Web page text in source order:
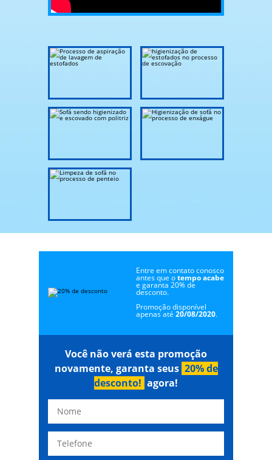
Entre em contato conosco
antes que otempo acabe
e garanta 20% de
desconto.
Promoção disponível
apenas até 20/08/2020.
Você não verá esta promoção
novamente, garanta seus 20% de
desconto! agora!